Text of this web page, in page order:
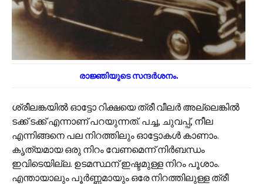
രാജ്ഞിയുടെ സന്ദർശനം.
ശ്രീലങ്കയിൽ ഓട്ടോ റിക്ഷയെ ത്രീ വീലർ അല്ലെങ്കിൽ
ടക്ക് ടക്ക് എന്നാണ് പറയുന്നത്. പച്ച, ചുവപ്പ്, നീല
എന്നിങ്ങനെ പല നിറത്തിലും ഓട്ടോകൾ കാണാം.
കൃത്യമായ ഒരു നിറം വേണമെന്ന് നിർബന്ധം
ഇവിടെയില്ല. ഉടമസ്ഥന് ഇഷ്ടമുള്ള നിറം പൂശാം.
എന്തായാലും പൂർണ്ണമായും ഒരേ നിറത്തിലുള്ള ത്രീ